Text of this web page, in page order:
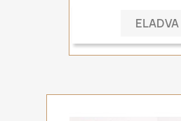
ELADVA